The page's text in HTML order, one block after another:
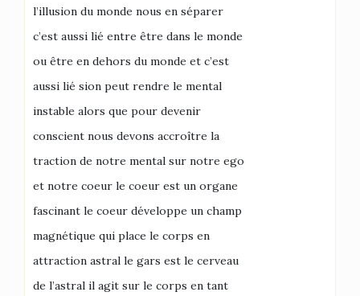
l’illusion du monde nous en séparer
c’est aussi lié entre être dans le monde
ou être en dehors du monde et c’est
aussi lié sion peut rendre le mental
instable alors que pour devenir
conscient nous devons accroître la
traction de notre mental sur notre ego
et notre coeur le coeur est un organe
fascinant le coeur développe un champ
magnétique qui place le corps en
attraction astral le gars est le cerveau
de l’astral il agit sur le corps en tant